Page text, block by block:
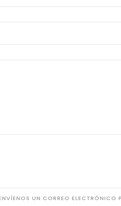
UN CORREO